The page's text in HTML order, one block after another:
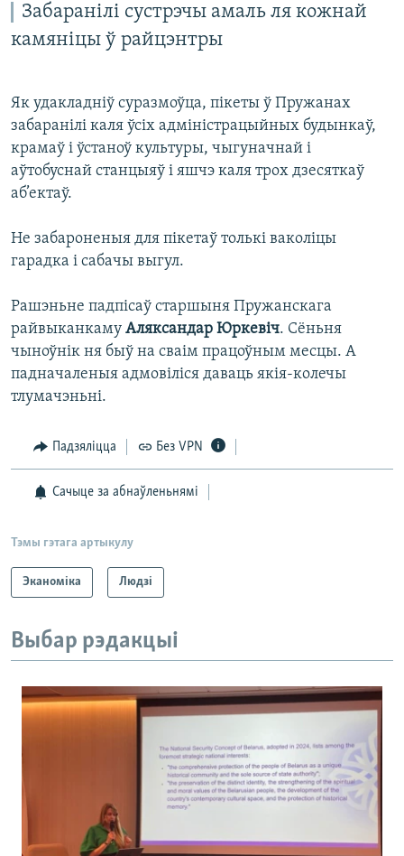
Забаранілі сустрэчы амаль ля кожнай
камяніцы ў райцэнтры
Як удакладніў суразмоўца, пікеты ў Пружанах
забаранілі каля ўсіх адміністрацыйных будынкаў,
крамаў і ўстаноў культуры, чыгуначнай і
аўтобуснай станцыяў і яшчэ каля трох дзесяткаў
аб’ектаў.
Не забароненыя для пікетаў толькі ваколіцы
гарадка і сабачы выгул.
Рашэньне падпісаў старшыня Пружанскага
райвыканкаму Аляксандар Юркевіч. Сёньня
чыноўнік ня быў на сваім працоўным месцы. А
падначаленыя адмовіліся даваць якія-колечы
тлумачэньні.
Падзяліцца Без VPN
Сачыце за абнаўленьнямі
Тэмы гэтага артыкулу
Эканоміка Людзі
Выбар рэдакцыі